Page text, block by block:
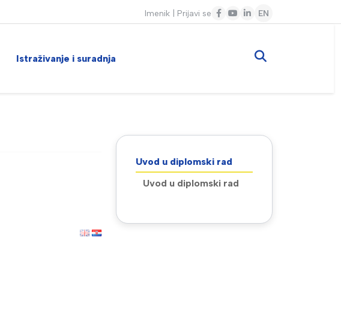
Imenik Prijavi se EN
Istraživanje i suradnja
Uvod u diplomski rad
Uvod u diplomski rad